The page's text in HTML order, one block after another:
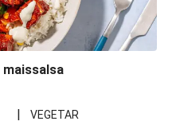
| VEGETAR